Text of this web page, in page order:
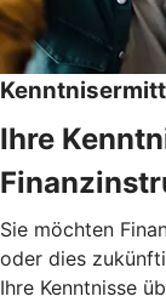
Ihre
Sie möchten
oder dies
Ihre Kenntnisse